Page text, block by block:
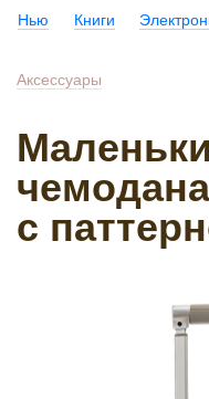
Нью Книги
Аксессуары
чемодана
с